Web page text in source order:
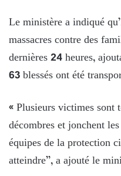
Le ministère a indiqué
massacres contre des
dernières 24 heures,
63 blessés ont été
« Plusieurs victimes sont
décombres et jonchent
équipes de la protection
atteindre’’, a ajouté le